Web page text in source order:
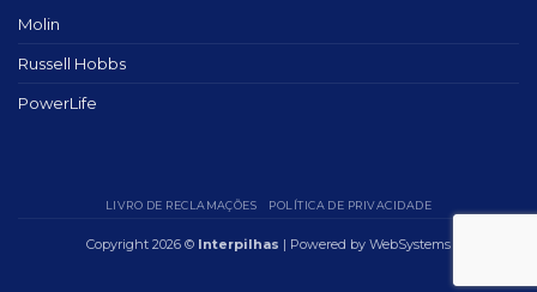
Molin
Russell Hobbs
PowerLife
LIVRO DE RECLAMAÇÕES POLÍTICA DE PRIVACIDADE
Copyright 2026 © Interpilhas | Powered by WebSystems